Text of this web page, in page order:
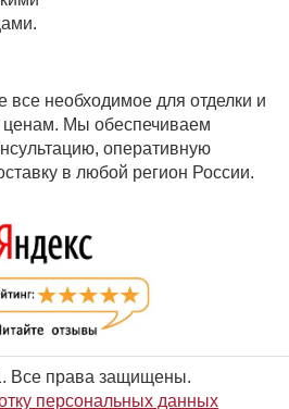
необходимое для отделки и
Мы обеспечиваем
оперативную
в любой регион России.
Все права защищены.
персональных данных